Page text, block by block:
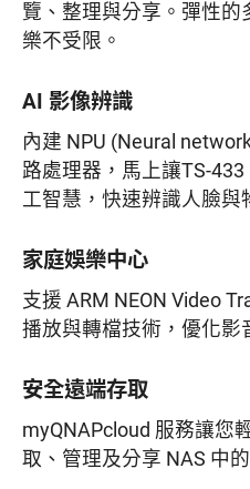
覽、整理與分享。彈性的
樂不受限。
AI 影像辨識
內建 NPU (Neural
路處理器，馬上讓TS-
工智慧，快速辨識人臉與
家庭娛樂中心
支援 ARM NEON Video
播放與轉檔技術，優化影
安全遠端存取
myQNAPcloud 服務讓您
取、管理及分享 NAS 中